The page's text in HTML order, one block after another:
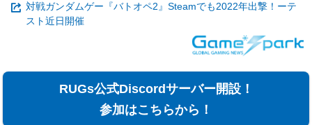
対戦ガンダムゲー『バトオペ2』Steamでも2022年出撃！ーテ
スト近日開催
RUGs公式Discordサーバー開設！
参加はこちらから！